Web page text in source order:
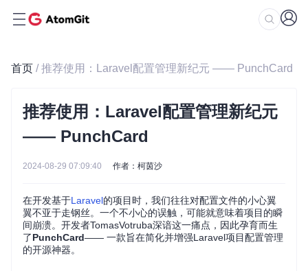
首页 / 推荐使用：Laravel配置管理新纪元 —— PunchCard
推荐使用：Laravel配置管理新纪元
—— PunchCard
2024-08-29 07:09:40 作者：柯茵沙
在开发基于Laravel的项目时，我们往往对配置文件的小心翼
翼不亚于走钢丝。一个不小心的误触，可能就意味着项目的瞬
间崩溃。开发者TomasVotruba深谙这一痛点，因此孕育而生
了PunchCard—— 一款旨在简化并增强Laravel项目配置管理
的开源神器。